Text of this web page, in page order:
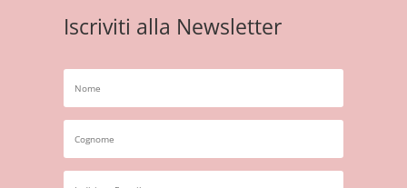
Iscriviti alla Newsletter